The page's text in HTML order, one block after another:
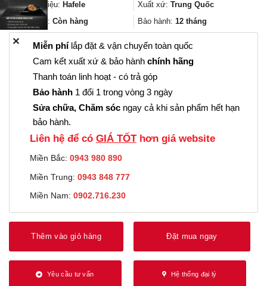
2.465.000₫.là:
1.848.000₫.
Thương hiệu: Hafele Xuất xứ: Trung Quốc
Trạng thái: Còn hàng Bảo hành: 12 tháng
Miễn phílắp đặt & vận chuyển toàn quốc
Cam kết xuất xứ & bảo hành chính hãng
Thanh toán linh hoạt - có trả góp
Bảo hành 1 đổi 1 trong vòng 3 ngày
Sửa chữa, Chăm sóc ngay cả khi sản phẩm hết hạn
bảo hành.
Liên hệ để có GIÁ TỐThơn giá website
Miền Bắc: 0943 980 890
Miền Trung: 0943 848 777
Miền Nam: 0902.716.230
Thêm vào giỏ hàng Đặt mua ngay
Yêu cầu tư vấn Hệ thống đại lý
✕